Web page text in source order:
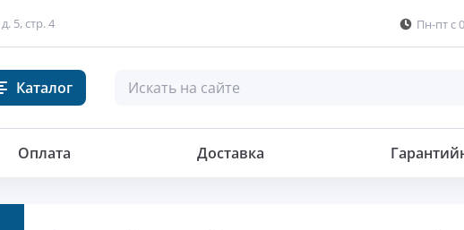
5, стр. 4 Пн-пт с
Каталог
Оплата Доставка